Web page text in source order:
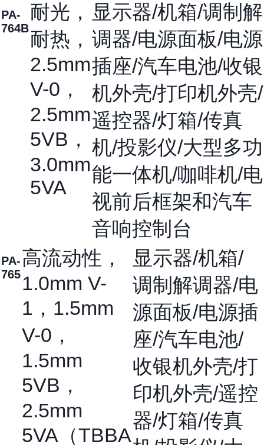
PA-
764B
耐光，
耐热，
2.5mm
V-0，
2.5mm
5VB，
3.0mm
5VA
显示器/机箱/调制解
调器/电源面板/电源
插座/汽车电池/收银
机外壳/打印机外壳/
遥控器/灯箱/传真
机/投影仪/大型多功
能一体机/咖啡机/电
视前后框架和汽车
音响控制台
PA-
765
高流动性，
1.0mm V-
1，1.5mm
V-0，
1.5mm
5VB，
2.5mm
5VA（TBBA
显示器/机箱/
调制解调器/电
源面板/电源插
座/汽车电池/
收银机外壳/打
印机外壳/遥控
器/灯箱/传真